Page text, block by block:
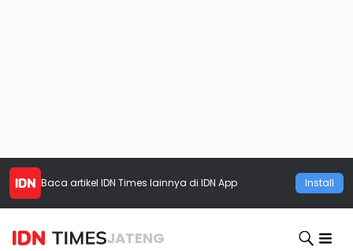
Baca artikel IDN Times lainnya di IDN App Install
JATENG